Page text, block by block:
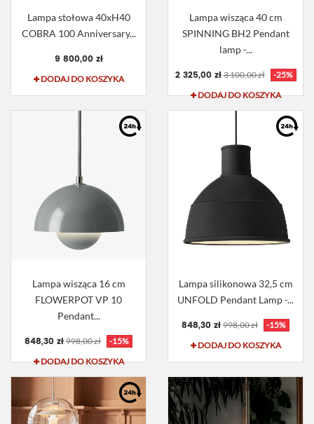
Lampa stołowa 40xH40
COBRA 100 Anniversary...
9 800,00 zł
DODAJ DO KOSZYKA
Lampa wisząca 40 cm
SPINNING BH2 Pendant
lamp -...
2 325,00 zł 3 100,00 zł
-25%
DODAJ DO KOSZYKA
Lampa wisząca 16 cm
FLOWERPOT VP 10
Pendant...
848,30 zł 998,00 zł
-15%
DODAJ DO KOSZYKA
Lampa silikonowa 32,5 cm
UNFOLD Pendant Lamp -...
848,30 zł 998,00 zł
-15%
DODAJ DO KOSZYKA